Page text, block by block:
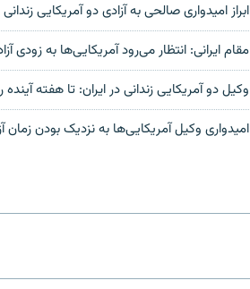
ابراز امیدواری صالحی به آزادی دو آمریکایی زندانی
مقام ایرانی: انتظار می‌رود آمریکایی‌ها به زودی
وکیل دو آمریکایی زندانی در ایران: تا هفته
امیدواری وکیل آمریکایی‌ها به نزدیک بودن زمان